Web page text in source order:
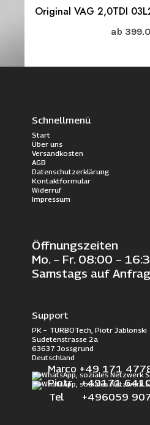
Original VAG 2,0TDI
ab
Schnellmenü
Start
Über uns
Versandkosten
AGB
Datenschutzerklärung
Kontaktformular
Widerruf
Impressum
Öffnungszeiten
Mo. – Fr. 08:00 –
Samstags auf
Support
PK – TURBOTech, Piotr Jablonski
Sudetenstrasse 2a
63637 Jossgrund
Deutschland
Marco +49 171
Piotr +49171
Tel +496059